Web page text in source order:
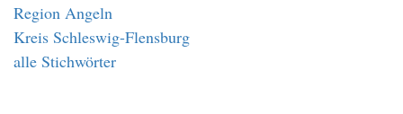
Region Angeln
Kreis Schleswig-Flensburg
alle Stichwörter